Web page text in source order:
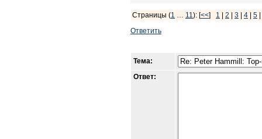
Страницы (1 … 11): [<<] 1 2 3 4 5
Ответить
Тема:
Ответ: